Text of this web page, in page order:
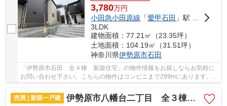
3,780万円
小田急小田原線 「愛甲石田 」駅 徒歩6分
3LDK
建物面積：77.21㎡（23.35坪）
土地面積：104.19㎡（31.51坪）
神奈川県伊勢原市石田
「伊勢原市石田 全４棟 新築住宅」の物件情報をお探しならお気軽に
お問い合わせ下さい。こちらの物件はコンビニまで299mにあります。新
築の物件を検討中の方はぜひ一度こちらの物件...
売買 | 新築一戸建
伊勢原市八幡台二丁目 全３棟 新築住宅